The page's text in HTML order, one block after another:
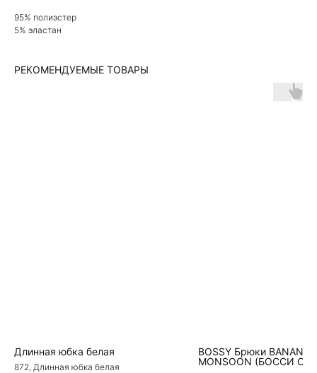
95% полиэстер
5% эластан
РЕКОМЕНДУЕМЫЕ ТОВАРЫ
Длинная юбка белая
872, Длинная юбка белая
BOSSY Брюки BANANA
MONSOON (БОССИ